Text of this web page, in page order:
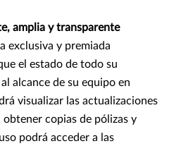
amplia y transparente
exclusiva y premiada
el estado de todo su
alcance de su equipo en
visualizar las actualizaciones
copias de pólizas y
podrá acceder a las